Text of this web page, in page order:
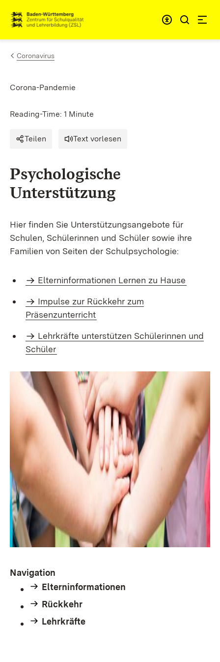
Skip to content
Link to homepage
Coronavirus
Corona-Pandemie
Reading-Time: 1 Minute
Teilen Text vorlesen
Psychologische
Unterstützung
Hier finden Sie Unterstützungsangebote für
Schulen, Schülerinnen und Schüler sowie ihre
Familien von Seiten der Schulpsychologie:
Elterninformationen Lernen zu Hause
Impulse zur Rückkehr zum
Präsenzunterricht
Lehrkräfte unterstützen Schülerinnen und
Schüler
Navigation
Elterninformationen
Rückkehr
Lehrkräfte